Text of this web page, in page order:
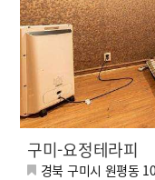
구미-요정테라피
경북 구미시 원평동